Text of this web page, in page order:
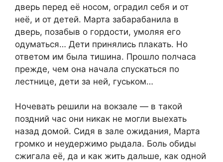
дверь перед её носом, оградил себя и от
неё, и от детей. Марта забарабанила в
дверь, позабыв о гордости, умоляя его
одуматься… Дети принялись плакать. Но
ответом им была тишина. Прошло полчаса
прежде, чем она начала спускаться по
лестнице, дети за ней, гуськом…
Ночевать решили на вокзале — в такой
поздний час они никак не могли выехать
назад домой. Сидя в зале ожидания, Марта
громко и неудержимо рыдала. Боль обиды
сжигала её, да и как жить дальше, как одной